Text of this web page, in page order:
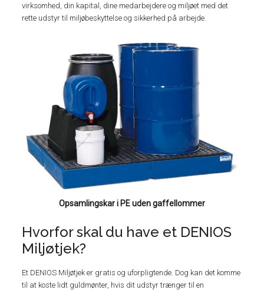
virksomhed, din kapital, dine medarbejdere og miljøet med det
rette udstyr til miljøbeskyttelse og sikkerhed på arbejde.
Opsamlingskar i PE uden gaffellommer
Hvorfor skal du have et DENIOS
Miljøtjek?
Et DENIOS Miljøtjek er gratis og uforpligtende. Dog kan det komme
til at koste lidt guldmønter, hvis dit udstyr trænger til en